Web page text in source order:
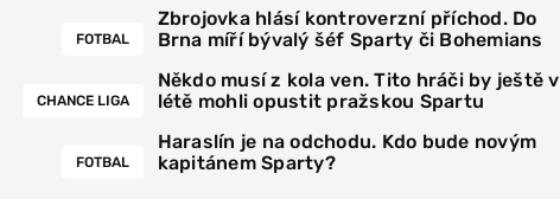
FOTBAL
Zbrojovka hlásí kontroverzní příchod. Do
Brna míří bývalý šéf Sparty či Bohemians
CHANCE LIGA
Někdo musí z kola ven. Tito hráči by ještě v
létě mohli opustit pražskou Spartu
FOTBAL
Haraslín je na odchodu. Kdo bude novým
kapitánem Sparty?